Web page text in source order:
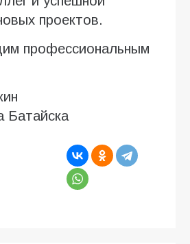
проектов.
профессиональным
Батайска